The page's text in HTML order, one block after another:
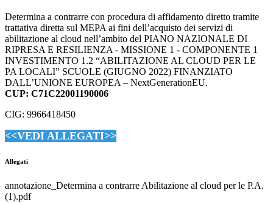
Determina a contrarre con procedura di affidamento diretto tramite
trattativa diretta sul MEPA ai fini dell’acquisto dei servizi di
abilitazione al cloud nell’ambito del PIANO NAZIONALE DI
RIPRESA E RESILIENZA - MISSIONE 1 - COMPONENTE 1
INVESTIMENTO 1.2 “ABILITAZIONE AL CLOUD PER LE
PA LOCALI” SCUOLE (GIUGNO 2022) FINANZIATO
DALL’UNIONE EUROPEA – NextGenerationEU.
CUP: C71C22001190006
CIG: 9966418450
<<VEDI ALLEGATI>>
Allegati
annotazione_Determina a contrarre Abilitazione al cloud per le P.A.
(1).pdf